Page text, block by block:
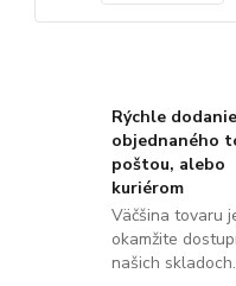
Rýchle dodanie
objednaného
poštou, alebo
kuriérom
Väčšina tovaru
okamžite
našich skladoch.